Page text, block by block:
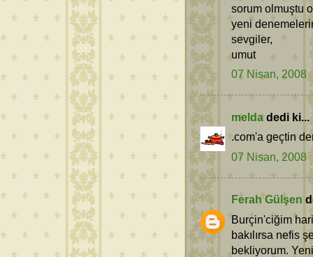
sorum olmuştu
yeni
sevgiler,
umut
07 Nisan, 2008
meldadedi ki...
.com'a geçtin
07 Nisan, 2008
Ferah Gülşen
Burçin'ciğim
bakılırsa nefis
bekliyorum.